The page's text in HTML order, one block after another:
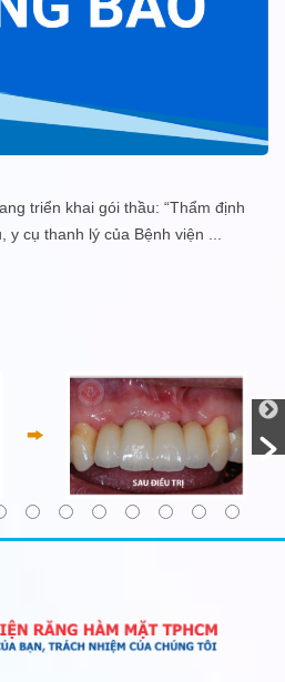
triển khai gói thầu: “Thẩm định
y cụ thanh lý của Bệnh viện